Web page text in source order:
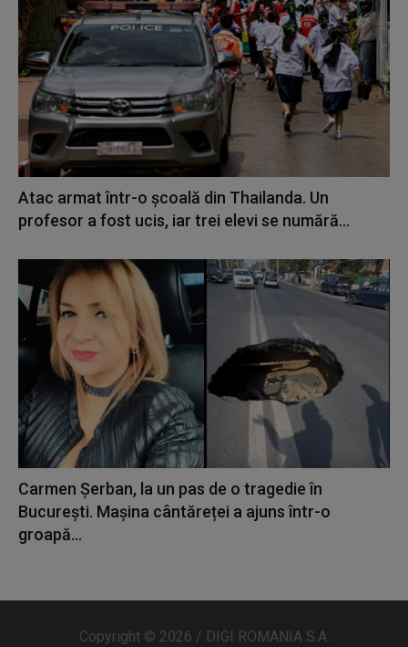
Atac armat într-o școală din Thailanda. Un
profesor a fost ucis, iar trei elevi se numără...
Carmen Șerban, la un pas de o tragedie în
București. Mașina cântăreței a ajuns într-o
groapă...
Copyright © 2026 / DIGI ROMANIA S.A.